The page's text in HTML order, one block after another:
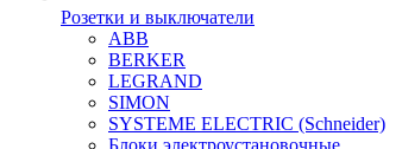
Розетки и выключатели
ABB
BERKER
LEGRAND
SIMON
SYSTEME ELECTRIC (Schneider)